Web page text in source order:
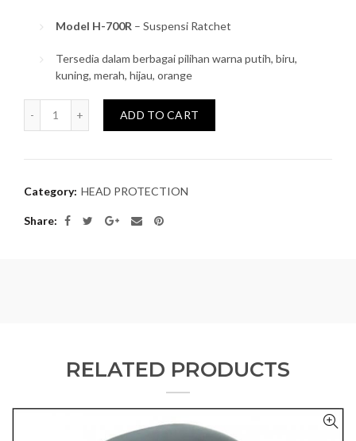
Model H-700R – Suspensi Ratchet
Tersedia dalam berbagai pilihan warna putih, biru,
kuning, merah, hijau, orange
Quantity
ADD TO CART
Category: HEAD PROTECTION
Share
RELATED PRODUCTS